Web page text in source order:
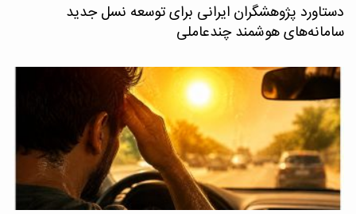
دستاورد پژوهشگران ایرانی برای توسعه نسل جدید
سامانه‌های هوشمند چندعاملی